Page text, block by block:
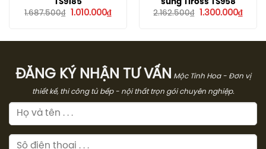
TS9185
1.687.500₫
Giá
1.010.000₫Giá
1.010.000₫.
súng Tiross TS958
2.162.500₫
Giá
1.300.000₫Giá
ĐĂNG KÝ NHẬN TƯ VẤN
Mộc Tinh Hoa - Đơn vị
thiết kế, thi công tủ bếp - nội thất trọn gói chuyên nghiệp.